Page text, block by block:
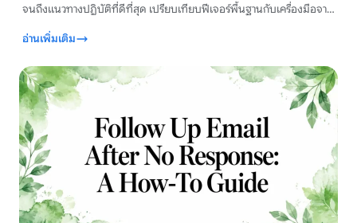
จนถึงแนวทางปฏิบัติที่ดีที่สุด เปรียบเทียบฟีเจอร์พื้นฐานกับเครื่องมือจาก
อ่านเพิ่มเติม